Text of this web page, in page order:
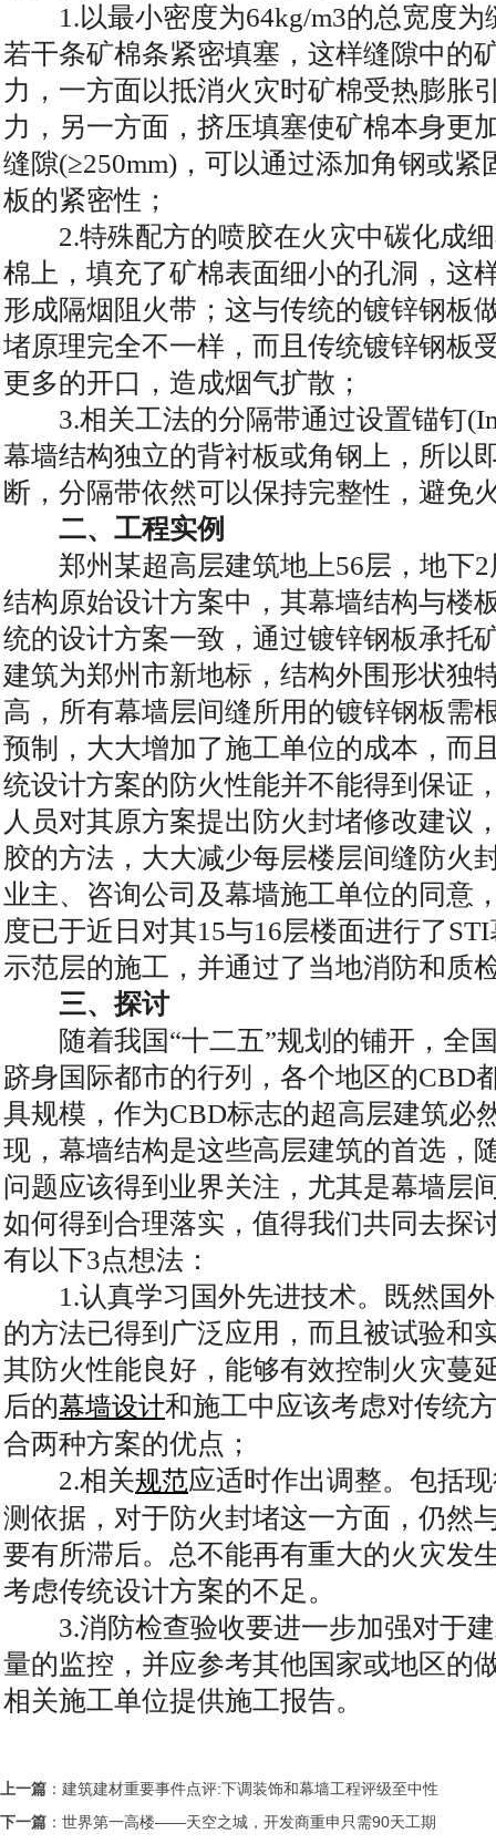
1.以最小密度为64kg/m3的总宽度为
若干条矿棉条紧密填塞，这样缝隙中的
力，一方面以抵消火灾时矿棉受热膨胀
力，另一方面，挤压填塞使矿棉本身更
缝隙(≥250mm)，可以通过添加角钢或紧
板的紧密性；
2.特殊配方的喷胶在火灾中碳化成细
棉上，填充了矿棉表面细小的孔洞，这
形成隔烟阻火带；这与传统的镀锌钢板
堵原理完全不一样，而且传统镀锌钢板
更多的开口，造成烟气扩散；
3.相关工法的分隔带通过设置锚钉
幕墙结构独立的背衬板或角钢上，所以
断，分隔带依然可以保持完整性，避免
二、工程实例
郑州某超高层建筑地上56层，地下2
结构原始设计方案中，其幕墙结构与楼
统的设计方案一致，通过镀锌钢板承托
建筑为郑州市新地标，结构外围形状独
高，所有幕墙层间缝所用的镀锌钢板需
预制，大大增加了施工单位的成本，而
统设计方案的防火性能并不能得到保证
人员对其原方案提出防火封堵修改建议
胶的方法，大大减少每层楼层间缝防火
业主、咨询公司及幕墙施工单位的同意
度已于近日对其15与16层楼面进行了
示范层的施工，并通过了当地消防和质
三、探讨
随着我国“十二五”规划的铺开，全国
跻身国际都市的行列，各个地区的CBD
具规模，作为CBD标志的超高层建筑必
现，幕墙结构是这些高层建筑的首选，
问题应该得到业界关注，尤其是幕墙层
如何得到合理落实，值得我们共同去探
有以下3点想法：
1.认真学习国外先进技术。既然国外
的方法已得到广泛应用，而且被试验和
其防火性能良好，能够有效控制火灾蔓
后的幕墙设计和施工中应该考虑对传统
合两种方案的优点；
2.相关规范应适时作出调整。包括
测依据，对于防火封堵这一方面，仍然
要有所滞后。总不能再有重大的火灾发
考虑传统设计方案的不足。
3.消防检查验收要进一步加强对于建
量的监控，并应参考其他国家或地区的
相关施工单位提供施工报告。
上一篇 ： 建筑建材重要事件点评:下调装饰和幕墙工程评级至中性
下一篇 ： 世界第一高楼——天空之城，开发商重申只需90天工期